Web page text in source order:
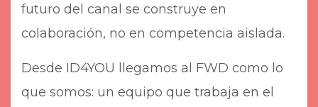
futuro del canal se construye en
colaboración, no en competencia aislada.
Desde ID4YOU llegamos al FWD como lo
que somos: un equipo que trabaja en el